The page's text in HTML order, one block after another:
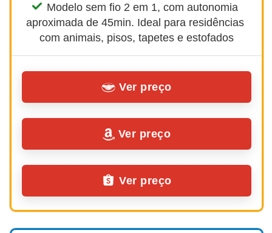
Modelo sem fio 2 em 1, com autonomia
aproximada de 45min. Ideal para residências
com animais, pisos, tapetes e estofados
Ver preço
Ver preço
Ver preço